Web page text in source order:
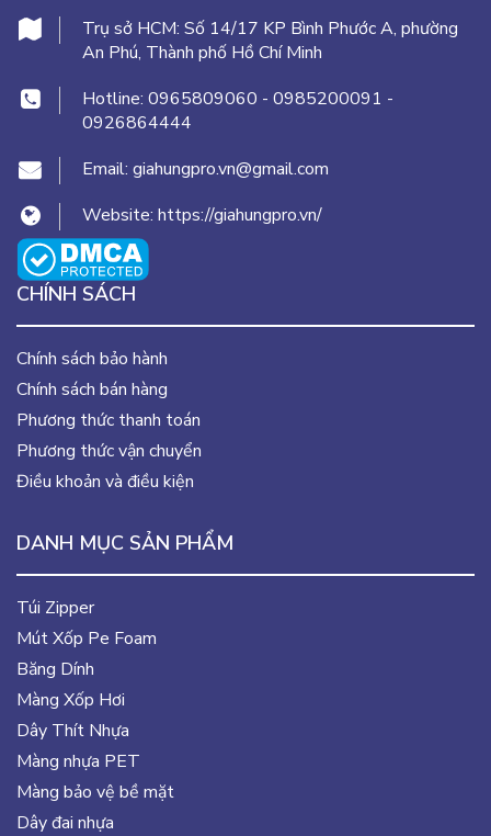
Trụ sở HCM: Số 14/17 KP Bình Phước A, phường
An Phú, Thành phố Hồ Chí Minh
Hotline: 0965809060 - 0985200091 -
0926864444
Email: giahungpro.vn@gmail.com
Website: https://giahungpro.vn/
CHÍNH SÁCH
Chính sách bảo hành
Chính sách bán hàng
Phương thức thanh toán
Phương thức vận chuyển
Điều khoản và điều kiện
DANH MỤC SẢN PHẨM
Túi Zipper
Mút Xốp Pe Foam
Băng Dính
Màng Xốp Hơi
Dây Thít Nhựa
Màng nhựa PET
Màng bảo vệ bề mặt
Dây đai nhựa